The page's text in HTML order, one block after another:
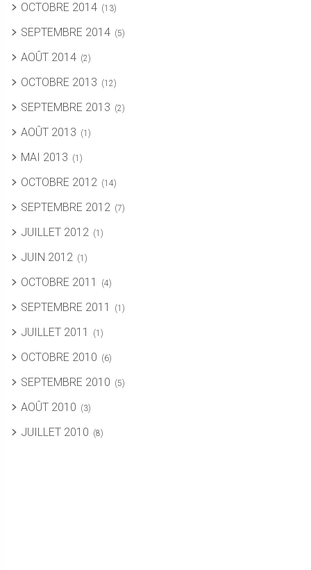
OCTOBRE 2014 (13)
SEPTEMBRE 2014 (5)
AOÛT 2014 (2)
OCTOBRE 2013 (12)
SEPTEMBRE 2013 (2)
AOÛT 2013 (1)
MAI 2013 (1)
OCTOBRE 2012 (14)
SEPTEMBRE 2012 (7)
JUILLET 2012 (1)
JUIN 2012 (1)
OCTOBRE 2011 (4)
SEPTEMBRE 2011 (1)
JUILLET 2011 (1)
OCTOBRE 2010 (6)
SEPTEMBRE 2010 (5)
AOÛT 2010 (3)
JUILLET 2010 (8)